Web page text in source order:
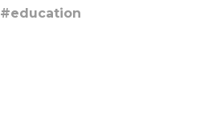
#education